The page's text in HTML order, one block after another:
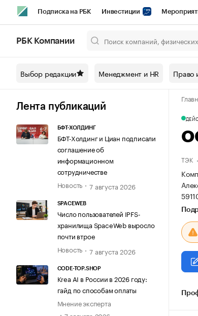
Подписка на РБК Инвестиции
Спецпроекты СПб Конференции СПб
Технологии и медиа Рынок
РБК Компании
Выбор редакции Менеджмент и HR Право
Лента публикаций
БФТ-ХОЛДИНГ
БФТ-Холдинг и Циан подписали
соглашение об
информационном
сотрудничестве
Новость
7 августа 2026
SPACEWEB
Число пользователей IPFS-
хранилища SpaceWeb выросло
почти втрое
Новость
7 августа 2026
CODE-TOP.SHOP
Krea AI в России в 2026 году:
гайд по способам оплаты
Мнение эксперта
ТЭК